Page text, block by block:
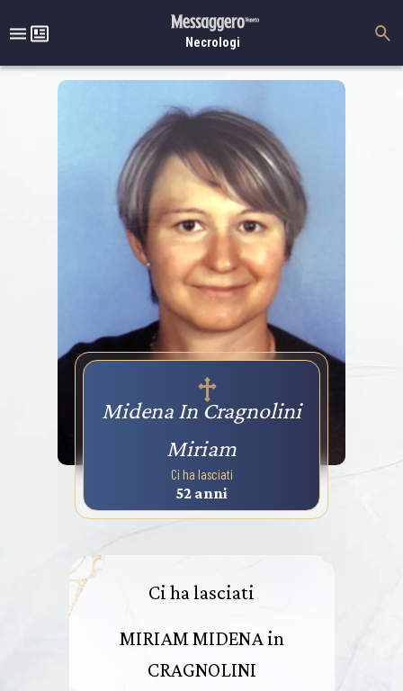
Necrologi
Midena In Cragnolini
Miriam
Ci ha lasciati
52 anni
Ci ha lasciati
MIRIAM MIDENA in
CRAGNOLINI